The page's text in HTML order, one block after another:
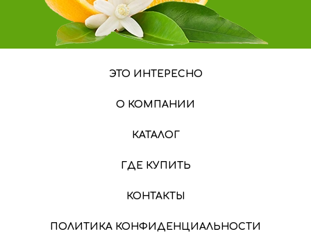
ЭТО ИНТЕРЕСНО
О КОМПАНИИ
КАТАЛОГ
ГДЕ КУПИТЬ
КОНТАКТЫ
ПОЛИТИКА КОНФИДЕНЦИАЛЬНОСТИ